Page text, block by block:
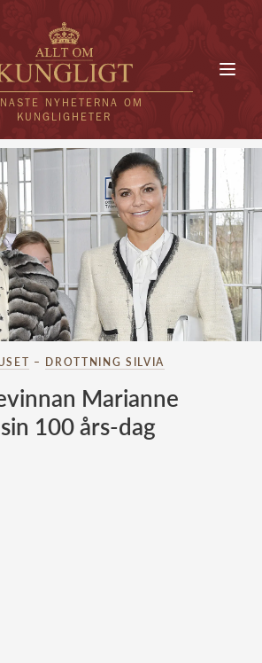
NYHETERNA OM
KUNGLIGHETER
UTLÄNDSKT
KÄNDISAR
KUNGAHUS
Svenska kungahuset
Brittiska kungahuset
Norska kungahuset
– DROTTNING SILVIA
Marianne
100 års-dag